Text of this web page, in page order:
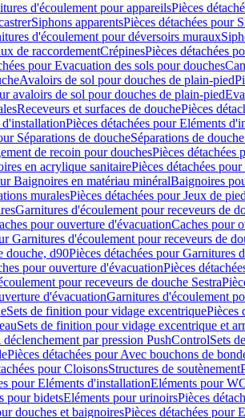
d'écoulement pour appareilsPièces
Siphons apparentsPièces détachées pour
d'écoulement pour déversoirs muraux
de raccordementCrépinesPièces détachées
pour Evacuation des sols pour douches
Avaloirs de sol pour douches de plain-pied
avaloirs de sol pour douches de plain-pied
Receveurs et surfaces de douchePièces
Pièces détachées pour Eléments
Séparations de doucheSéparations de
de recoin pour douchesPièces détachées
en acrylique sanitairePièces détachées
Baignoires en matériau minéralBaignoires
muralesPièces détachées pour Jeux de
Garnitures d'écoulement pour receveurs de
pour ouverture d'évacuationCaches pour
Garnitures d'écoulement pour receveurs de
douche, d90Pièces détachées pour Garnitures
pour ouverture d'évacuationPièces
pour receveurs de douche Sestra
d'évacuationGarnitures d'écoulement
Sets de finition pour vidage excentriquePièces
Sets de finition pour vidage excentrique et
déclenchement par pression PushControlSets
Pièces détachées pour Avec bouchons de
pour CloisonsStructures de soutènement
pour Eléments d'installationEléments pour
pour bidetsEléments pour urinoirsPièces
douches et baignoiresPièces détachées pour